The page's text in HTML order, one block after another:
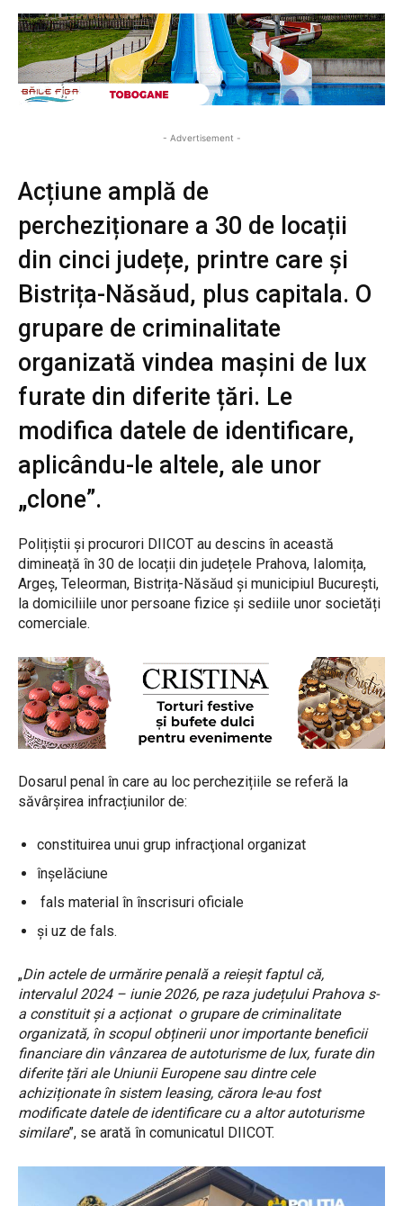
- Advertisement -
Acțiune amplă de
percheziționare a 30 de locații
din cinci județe, printre care și
Bistrița-Năsăud, plus capitala. O
grupare de criminalitate
organizată vindea mașini de lux
furate din diferite țări. Le
modifica datele de identificare,
aplicându-le altele, ale unor
„clone”.
Polițiștii și procurori DIICOT au descins în această
dimineață în 30 de locații din județele Prahova, Ialomița,
Argeș, Teleorman, Bistrița-Năsăud și municipiul București,
la domiciliile unor persoane fizice și sediile unor societăți
comerciale.
Dosarul penal în care au loc perchezițiile se referă la
săvârșirea infracțiunilor de:
constituirea unui grup infracţional organizat
înșelăciune
fals material în înscrisuri oficiale
și uz de fals.
„Din actele de urmărire penală a reieșit faptul că,
intervalul 2024 – iunie 2026, pe raza județului Prahova s-
a constituit și a acționat o grupare de criminalitate
organizată, în scopul obținerii unor importante beneficii
financiare din vânzarea de autoturisme de lux, furate din
diferite țări ale Uniunii Europene sau dintre cele
achiziționate în sistem leasing, cărora le-au fost
modificate datele de identificare cu a altor autoturisme
similare”, se arată în comunicatul DIICOT.